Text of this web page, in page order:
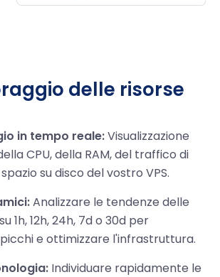
delle risorse
in tempo reale:Visualizzazione
CPU, della RAM, del traffico di
su disco del vostro VPS.
Analizzare le tendenze delle
1h, 12h, 24h, 7d o 30d per
e ottimizzare l'infrastruttura.
Individuare rapidamente le